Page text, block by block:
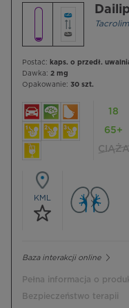
Postać: kaps. o przedł.
Dawka: 2 mg
Opakowanie: 30 szt.
18
65+
CIĄŻA
KML
Baza interakcji online
Pełna informacja o
Bezpieczeństwo terapii